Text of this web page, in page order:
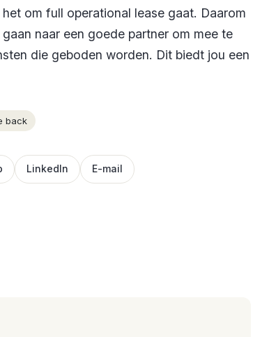
om full operational lease gaat. Daarom
naar een goede partner om mee te
die geboden worden. Dit biedt jou een
back
LinkedIn E-mail